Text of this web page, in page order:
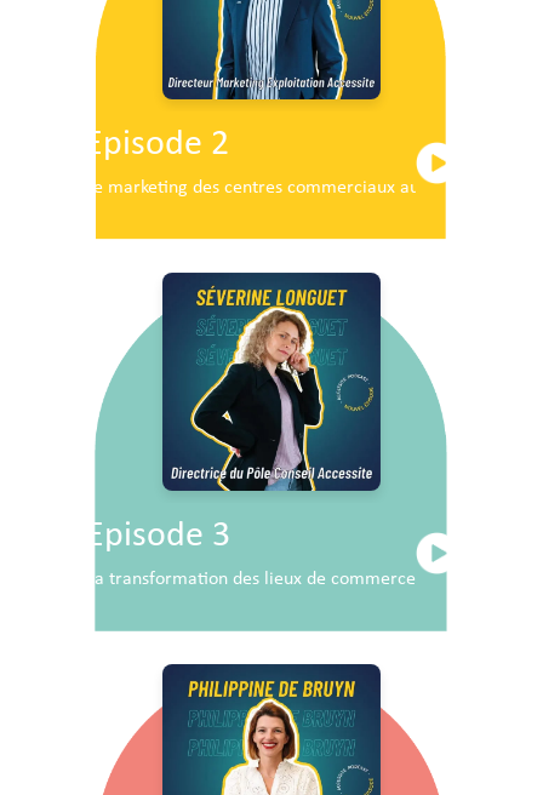
Episode 2
Le marketing des centres commerciaux au service du
Episode 3
La transformation des lieux de commerce